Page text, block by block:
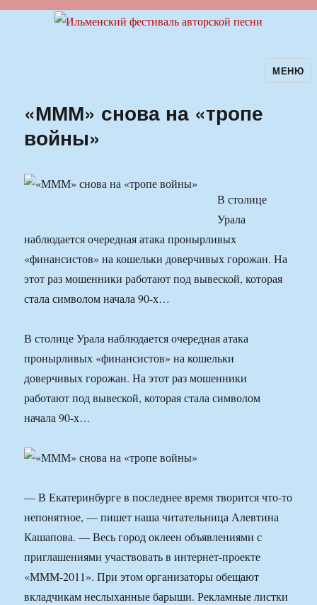
Ильменский фестиваль авторскойМЕНЮ
«МММ» снова на «тропе
войны»
В столице
Урала
наблюдается очередная атака пронырливых
«финансистов» на кошельки доверчивых горожан. На
этот раз мошенники работают под вывеской, которая
стала символом начала 90-х…
В столице Урала наблюдается очередная атака
пронырливых «финансистов» на кошельки
доверчивых горожан. На этот раз мошенники
работают под вывеской, которая стала символом
начала 90-х…
— В Екатеринбурге в последнее время творится что-то
непонятное, — пишет наша читательница Алевтина
Кашапова. — Весь город оклеен объявлениями с
приглашениями участвовать в интернет-проекте
«МММ-2011». При этом организаторы обещают
вкладчикам неслыханные барыши. Рекламные листки